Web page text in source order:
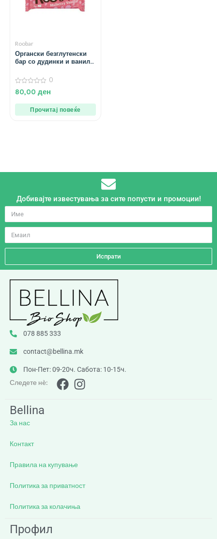
Roobar
Органски безглутенски
бар со дудинки и ванила
0
од
0
80,00 ден
Прочитај повеќе
Добивајте известувања за сите попусти и промоции!
Испрати
078 885 333
contact@bellina.mk
Пон-Пет: 09-20ч. Сабота: 10-15ч.
Следете нè:
Bellina
За нас
Контакт
Правила на купување
Политика за приватност
Политика за колачиња
Профил